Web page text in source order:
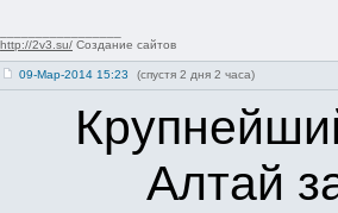
http://2v3.su/ Создание сайтов
09-Мар-2014 15:23 (спустя 2 дня 2 часа)
Алтай